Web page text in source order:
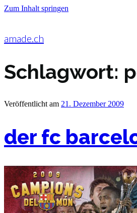
Zum Inhalt springen
amade.ch
Schlagwort:
Veröffentlicht am 21. Dezember 2009
der fc